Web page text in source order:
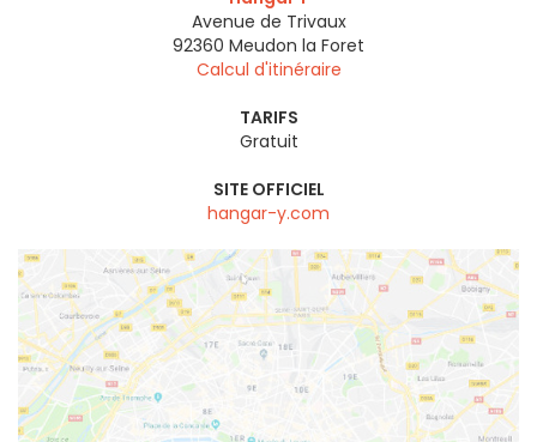
Avenue de Trivaux
92360 Meudon la Foret
Calcul d'itinéraire
TARIFS
Gratuit
SITE OFFICIEL
hangar-y.com